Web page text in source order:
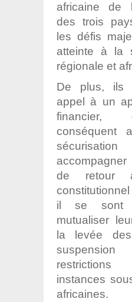
africaine de
des trois
les défis
atteinte à la
régionale et
De plus, ils
appel à un
financier,
conséquent
de retour
il se sont
mutualiser
la levée
instances
africaines.